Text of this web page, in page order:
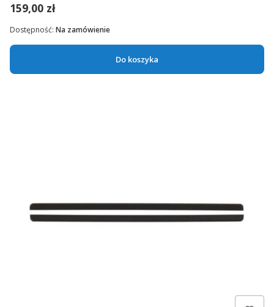
159,00 zł
Do koszyka
Dostępność: Na zamówienie